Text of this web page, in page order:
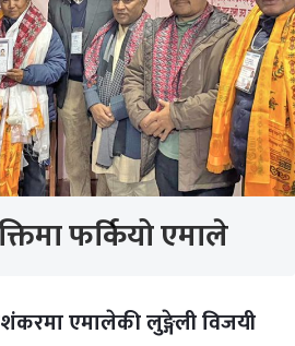
फर्कियो एमाले
एमालेकी लुङ्गेली विजयी